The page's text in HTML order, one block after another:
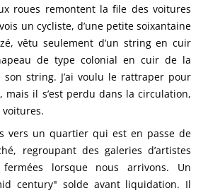
roues remontent la file des voitures
un cycliste, d’une petite soixantaine
vêtu seulement d’un string en cuir
de type colonial en cuir de la
string. J’ai voulu le rattraper pour
mais il s’est perdu dans la circulation,
vers un quartier qui est en passe de
regroupant des galeries d’artistes
fermées lorsque nous arrivons. Un
century" solde avant liquidation. Il